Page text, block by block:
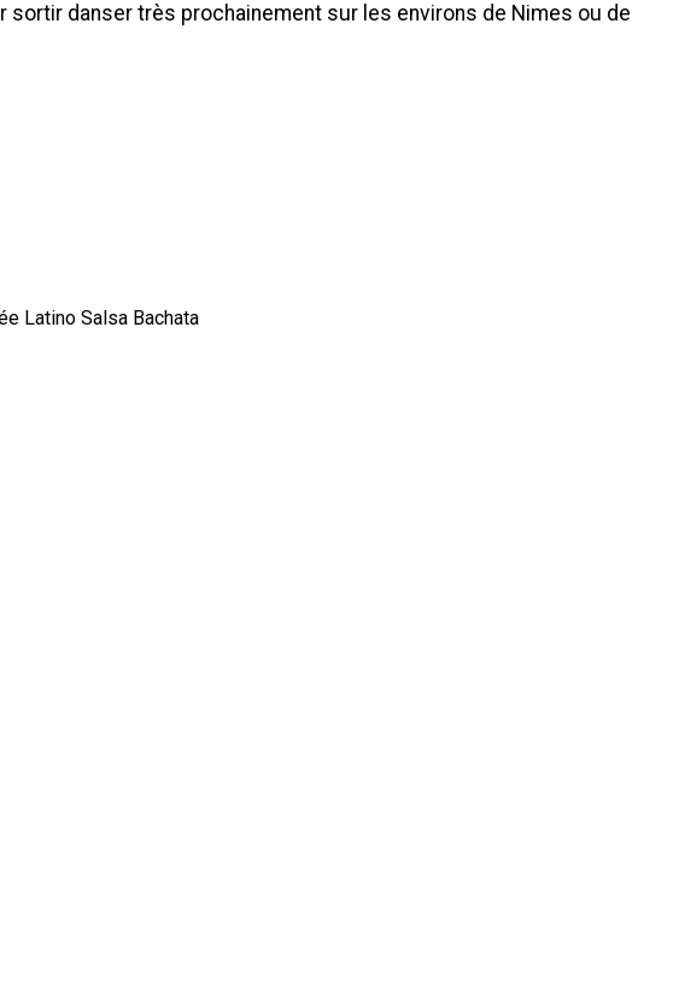
sortir danser très prochainement sur les environs de Nimes ou de
Latino Salsa Bachata